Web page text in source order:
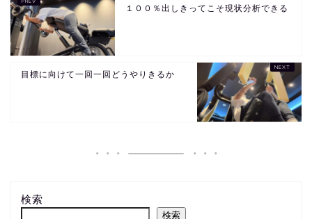
１００％出しきってこそ現状分析できる
目標に向けて一回一回どうやりきるか
検索
検索